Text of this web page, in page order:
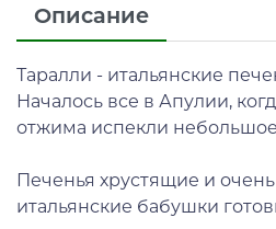
Описание
Таралли - итальянские
Началось все в Апулии,
отжима испекли
Печенья хрустящие и
итальянские бабушки